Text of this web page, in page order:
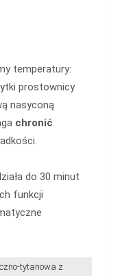
temperatury:
prostownicy
nasyconą
chronić
do 30 minut
funkcji
tytanowa z